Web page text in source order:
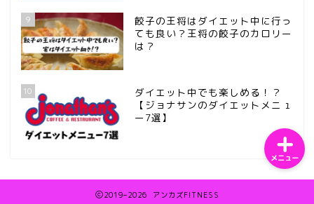
9
餃子の王将はダイエット中に行っ
ても良い？王将の餃子のカロリー
は？
10
ダイエット中でも楽しめる！？
【ジョナサンのダイエットメニュ
ー7選】
2019–2026 アンカズFITNESS
メニュー
サンプルページ